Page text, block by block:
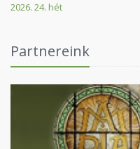
2026. 24. hét
Partnereink